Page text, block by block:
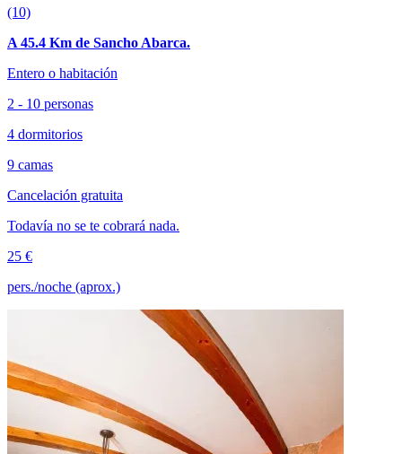
(10)
A 45.4 Km de Sancho Abarca.
Entero o habitación
2 - 10 personas
4 dormitorios
9 camas
Cancelación gratuita
Todavía no se te cobrará nada.
25 €
pers./noche (aprox.)